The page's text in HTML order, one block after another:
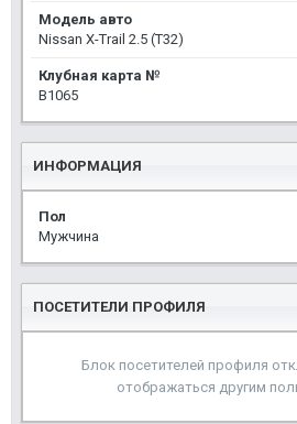
Модель авто
Nissan X-Trail 2.5 (T32)
Клубная карта №
B1065
ИНФОРМАЦИЯ
Пол
Мужчина
ПОСЕТИТЕЛИ ПРОФИЛЯ
Блок посетителей профиля
отображаться другим